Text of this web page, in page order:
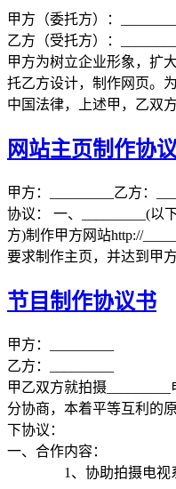
甲方（委托方）：
乙方（受托方）：
甲方为树立企业形象，扩
托乙方设计，制作网页。
中国法律，上述甲，乙双
网站主页制作协
甲方：_________乙方：
协议： 一、_________(以
方)制作甲方网站http://
要求制作主页，并达到甲
节目制作协议书
甲方：_________
乙方：_________
甲乙双方就拍摄
分协商，本着平等互利的
下协议：
一、合作内容：
1、协助拍摄电视系